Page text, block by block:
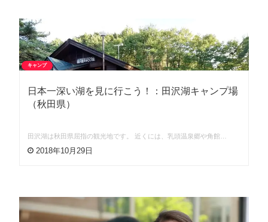
キャンプ
日本一深い湖を見に行こう！：田沢湖キャンプ場
（秋田県）
田沢湖は秋田県屈指の観光地です。 近くには、乳頭温泉郷や角館…
2018年10月29日